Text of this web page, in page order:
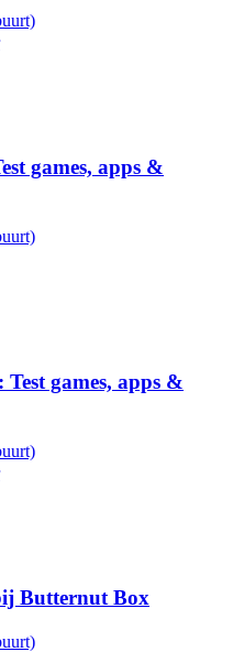
games, apps &
games, apps &
Butternut Box